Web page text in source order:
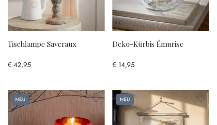
Tischlampe Saveraux
€ 42,95
Deko-Kürbis Émurise
€ 14,95
Neu Neu